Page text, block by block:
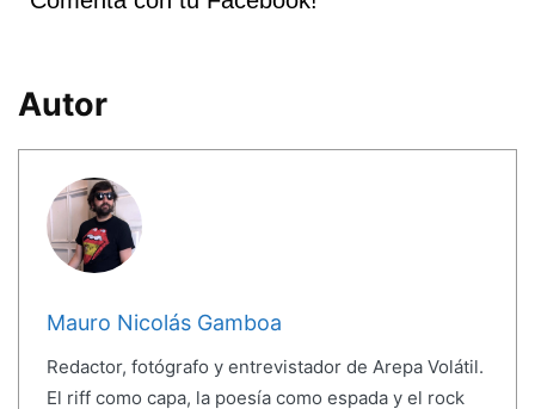
Autor
Mauro Nicolás Gamboa
Redactor, fotógrafo y entrevistador de Arepa Volátil.
El riff como capa, la poesía como espada y el rock